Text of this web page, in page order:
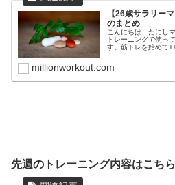
【26歳サラリー
のまとめ
こんにちは、たにし
トレーニングで使っ
す。筋トレを始めて
millionworkout.com
先週のトレーニング内容はこち